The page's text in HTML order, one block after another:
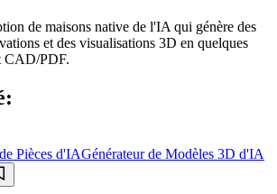
de maisons native de l'IA qui génère des
et des visualisations 3D en quelques
CAD/PDF.
:
Pièces d'IAGénérateur de Modèles 3D d'IA